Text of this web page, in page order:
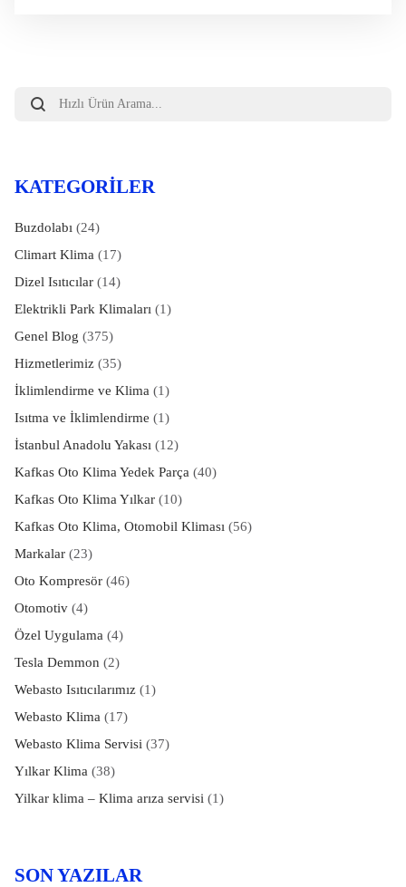
search
KATEGORILER
Buzdolabı (24)
Climart Klima (17)
Dizel Isıtıcılar(14)
Elektrikli Park Klimaları (1)
Genel Blog (375)
Hizmetlerimiz(35)
İklimlendirme ve Klima (1)
Isıtma ve İklimlendirme (1)
İstanbul Anadolu Yakası (12)
Kafkas Oto Klima Yedek Parça (40)
Kafkas Oto Klima Yılkar(10)
Kafkas Oto Klima, Otomobil Kliması (56)
Markalar(23)
Oto Kompresör(46)
Otomotiv(4)
Özel Uygulama (4)
Tesla Demmon (2)
Webasto Isıtıcılarımız(1)
Webasto Klima (17)
Webasto Klima Servisi (37)
Yılkar Klima (38)
Yilkar klima – Klima arıza servisi (1)
SON YAZILAR